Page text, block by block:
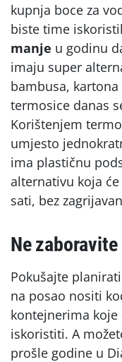
kupnja boce za
biste time
manje u godinu
imaju super
bambusa,
termosice danas
Korištenjem
umjesto
ima plastičnu
alternativu koja
sati, bez
Ne zaboravite
Pokušajte
na posao nositi
kontejnerima
iskoristiti. A
prošle godine u